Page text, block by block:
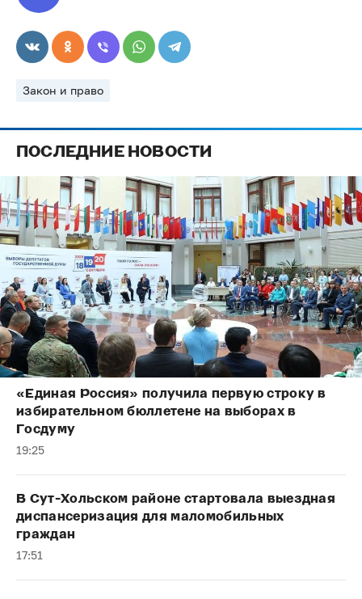
Закон и право
ПОСЛЕДНИЕ НОВОСТИ
«Единая Россия» получила первую строку в
избирательном бюллетене на выборах в
Госдуму
19:25
В Сут-Хольском районе стартовала выездная
диспансеризация для маломобильных
граждан
17:51